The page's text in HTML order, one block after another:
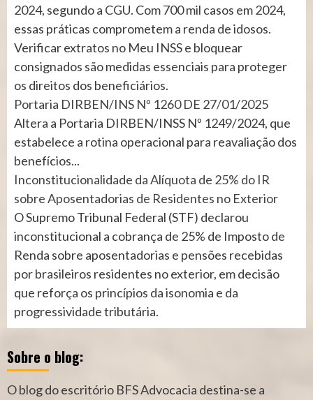
2024, segundo a CGU. Com 700 mil casos em 2024,
essas práticas comprometem a renda de idosos.
Verificar extratos no Meu INSS e bloquear
consignados são medidas essenciais para proteger
os direitos dos beneficiários.
Portaria DIRBEN/INS Nº 1260 DE 27/01/2025
Altera a Portaria DIRBEN/INSS Nº 1249/2024, que
estabelece a rotina operacional para reavaliação dos
benefícios...
Inconstitucionalidade da Alíquota de 25% do IR
sobre Aposentadorias de Residentes no Exterior
O Supremo Tribunal Federal (STF) declarou
inconstitucional a cobrança de 25% de Imposto de
Renda sobre aposentadorias e pensões recebidas
por brasileiros residentes no exterior, em decisão
que reforça os princípios da isonomia e da
progressividade tributária.
Sobre o blog:
O blog do escritório BFS Advocacia destina-se a